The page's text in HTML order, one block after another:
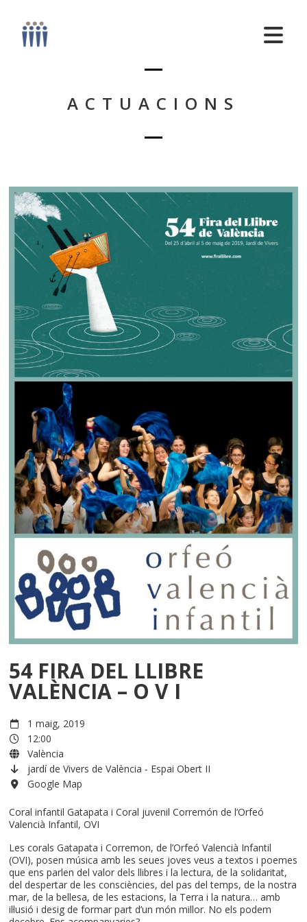
ACTUACIONS
54 FIRA DEL LLIBRE
VALÈNCIA – O V I
1 maig, 2019
12:00
València
jardí de Vivers de València - Espai Obert II
Google Map
Coral infantil Gatapata i Coral juvenil Corremón de l’Orfeó
Valencià Infantil, OVI
Les corals Gatapata i Corremon, de l’Orfeó Valencià Infantil
(OVI), posen música amb les seues joves veus a textos i poemes
que ens parlen del valor dels llibres i la lectura, de la solidaritat,
del despertar de les consciències, del pas del temps, de la nostra
mar, de la bellesa, de les estacions, la Terra i la natura… amb
il·lusió i desig de formar part d’un món millor. No els podem